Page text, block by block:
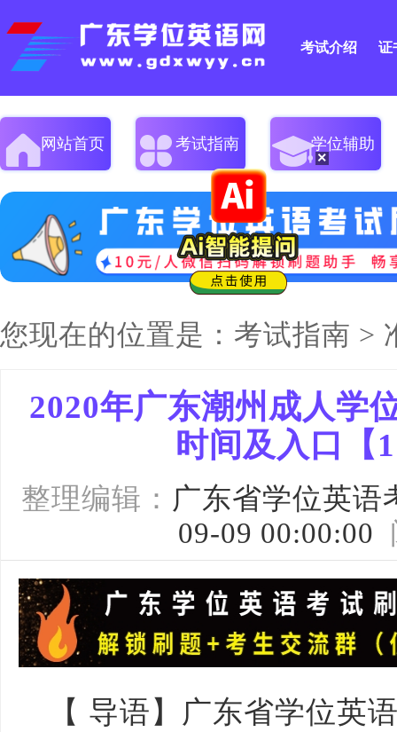
考试介绍 证
网站首页 考试指南 学位辅助
您现在的位置是： 考试指南 >
2020年广东潮州成人学
时间及入口【
整理编辑： 广东省学位英语
09-09 00:00:00
【 导语】
广东省学位英